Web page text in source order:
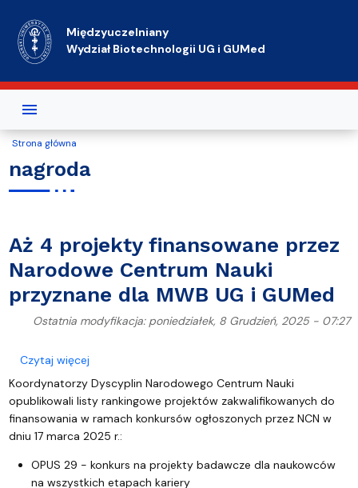
Międzyuczelniany
Wydział Biotechnologii UG i GUMed
Strona główna
nagroda
Aż 4 projekty finansowane przez
Narodowe Centrum Nauki
przyznane dla MWB UG i GUMed
Ostatnia modyfikacja: poniedziałek, 8 Grudzień, 2025 - 07:27
Czytaj więcejo Aż 4 projekty finansowane przez Narodowe
Koordynatorzy Dyscyplin Narodowego Centrum Nauki
opublikowali listy rankingowe projektów zakwalifikowanych do
finansowania w ramach konkursów ogłoszonych przez NCN w
dniu 17 marca 2025 r.:
OPUS 29 - konkurs na projekty badawcze dla naukowców
na wszystkich etapach kariery